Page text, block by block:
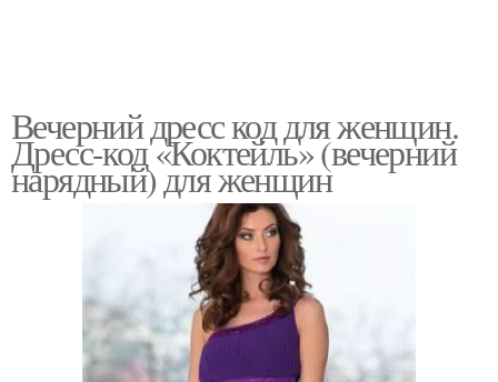
Вечерний дресс код для женщин.
Дресс-код «Коктейль» (вечерний
нарядный) для женщин